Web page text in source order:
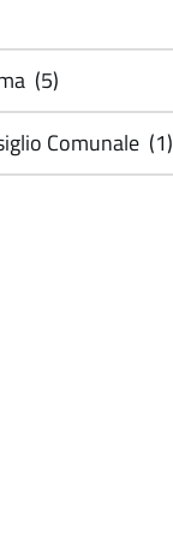
(5)
Comunale (1)